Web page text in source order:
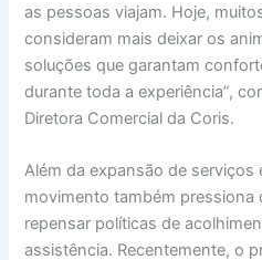
as pessoas viajam. Hoje,
consideram mais deixar os
soluções que garantam
durante toda a experiência”,
Diretora Comercial da Coris.
Além da expansão de serviços
movimento também pressiona
repensar políticas de
assistência. Recentemente, o